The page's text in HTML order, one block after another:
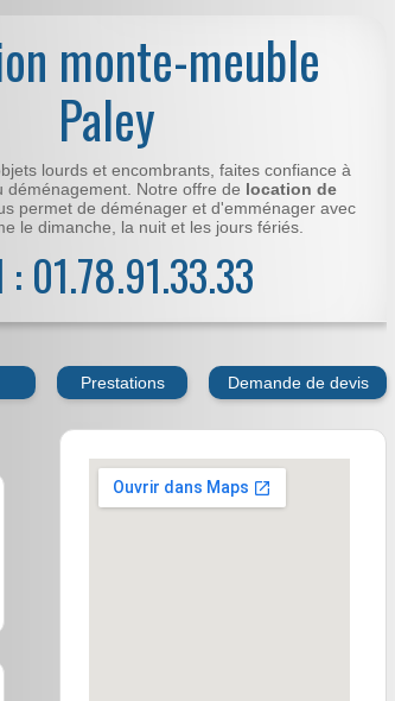
monte-meuble
Paley
lourds et encombrants, faites confiance à
déménagement. Notre offre de location de
permet de déménager et d'emménager avec
le dimanche, la nuit et les jours fériés.
: 01.78.91.33.33
Prestations Demande de devis